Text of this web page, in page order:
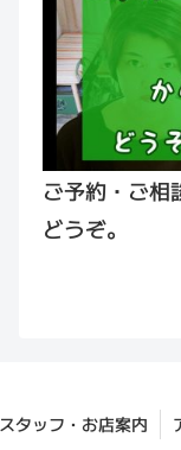
ご予約・ご相
どうぞ。
スタッフ・お店案内